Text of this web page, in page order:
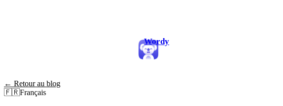
Wordy
← Retour au blog
🇫🇷Français